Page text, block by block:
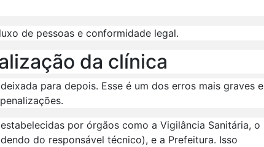
de pessoas e conformidade legal.
da clínica
para depois. Esse é um dos erros mais graves e
por órgãos como a Vigilância Sanitária, o
do responsável técnico), e a Prefeitura. Isso